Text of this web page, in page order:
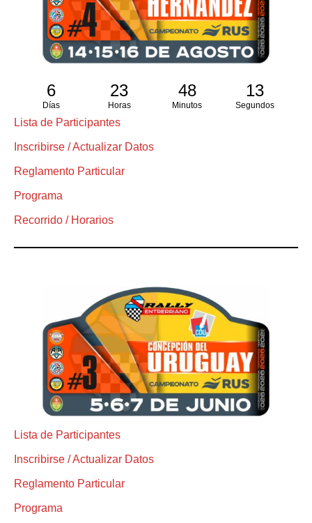
6
Días
23
Horas
48
Minutos
13
Segundos
Lista de Participantes
Inscribirse / Actualizar Datos
Reglamento Particular
Programa
Recorrido / Horarios
Lista de Participantes
Inscribirse / Actualizar Datos
Reglamento Particular
Programa